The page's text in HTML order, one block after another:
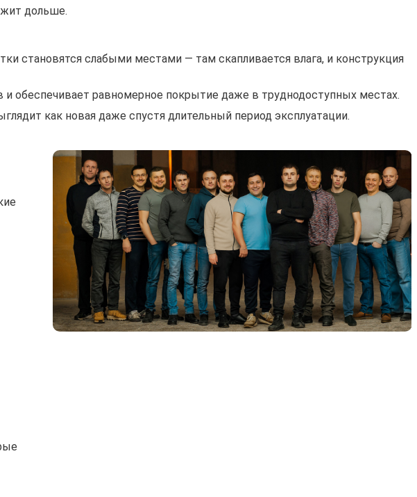
дольше.
становятся слабыми местами — там скапливается влага, и конструкция
и обеспечивает равномерное покрытие даже в труднодоступных местах.
как новая даже спустя длительный период эксплуатации.